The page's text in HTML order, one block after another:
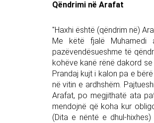
Qëndrimi në Arafat
"Haxhi është (qëndrim në)
Me këtë fjalë
pazëvendësueshme të
kohëve kanë rënë dakord
Prandaj kujt i kalon pa e
në vitin e ardhshëm.
Arafat, po megjithatë ata
mendojnë që koha kur
(Dita e nëntë e dhul-